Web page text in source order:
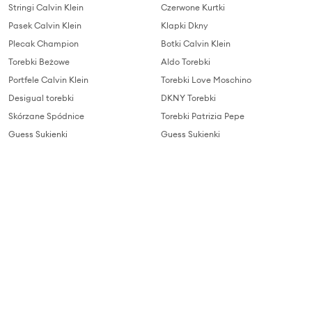
Stringi Calvin Klein
Pasek Calvin Klein
Plecak Champion
Torebki Beżowe
Portfele Calvin Klein
Desigual torebki
Skórzane Spódnice
Guess Sukienki
Czerwone Kurtki
Klapki Dkny
Botki Calvin Klein
Aldo Torebki
Torebki Love Moschino
DKNY Torebki
Torebki Patrizia Pepe
Guess Sukienki